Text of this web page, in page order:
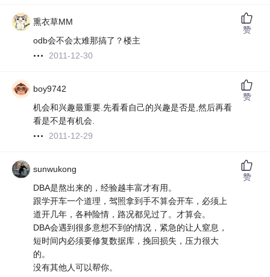
熏衣草MM
odb会不会太难那搞了？楼主
2011-12-30
赞
boy9742
机会和兴趣最重要.先看看自己的兴趣是否是,然后再看
看是不是有机会.
2011-12-29
赞
sunwukong
DBA是熬出来的，经验越丰富才有用。
跟学开车一个道理，驾照拿到手不算会开车，必须上
道开几年，各种险情，路况都见过了。才算会。
DBA会遇到很多意想不到的情况，紧急的让人窒息，
短时间内必须要修复数据库，挽回损失，压力很大
的。
没有其他人可以帮你。
赞